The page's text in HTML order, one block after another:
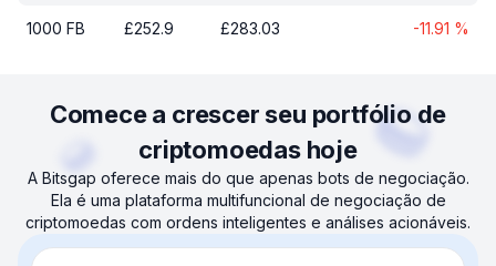
1000 FB £252.9 £283.03 -11.91 %
Comece a crescer seu portfólio de
criptomoedas hoje
A Bitsgap oferece mais do que apenas bots de negociação.
Ela é uma plataforma multifuncional de negociação de
criptomoedas com ordens inteligentes e análises acionáveis.